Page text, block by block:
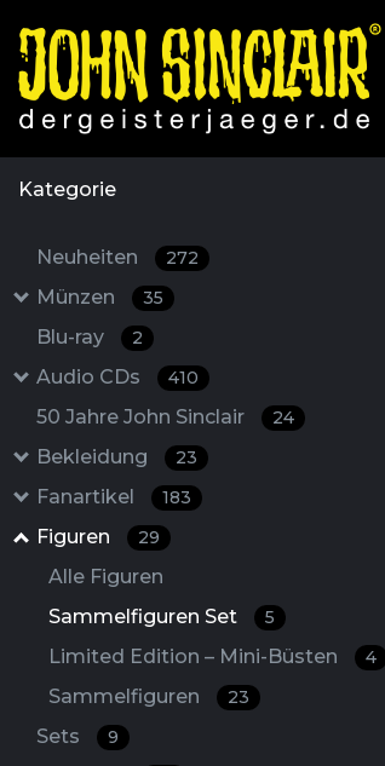
Kategorie
Neuheiten 272
Münzen 35
Blu-ray 2
Audio CDs 410
50 Jahre John Sinclair 24
Bekleidung 23
Fanartikel 183
Figuren 29
Alle Figuren
Sammelfiguren Set
5
Limited Edition – Mini-Büsten 4
Sammelfiguren 23
Sets 9